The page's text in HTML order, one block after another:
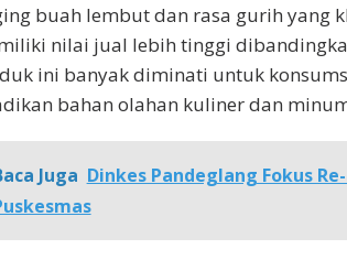
buah lembut dan rasa gurih yang
nilai jual lebih tinggi
ini banyak diminati untuk
bahan olahan kuliner dan
Juga Dinkes Pandeglang Fokus